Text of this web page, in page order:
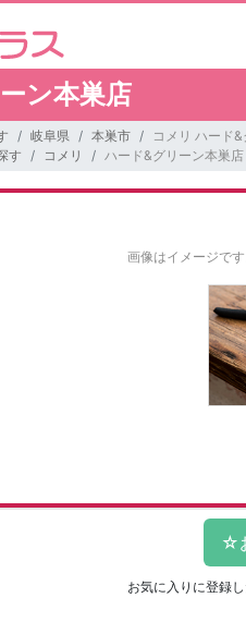
ン本巣店
岐阜県 本巣市
コメリ ハード
す コメリ ハード&グリーン本巣店
画像はイメージです
お気に入りに登録